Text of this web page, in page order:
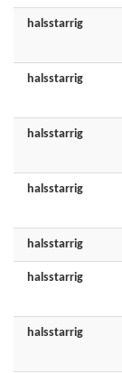
halsstarrig
halsstarrig
halsstarrig
halsstarrig
halsstarrig
halsstarrig
halsstarrig